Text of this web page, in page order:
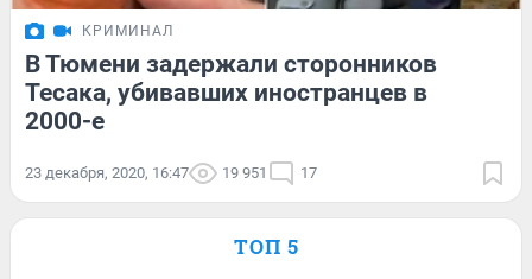
КРИМИНАЛ
В Тюмени задержали сторонников
Тесака, убивавших иностранцев в
2000-е
23 декабря, 2020, 16:47 19 951 17
ТОП 5